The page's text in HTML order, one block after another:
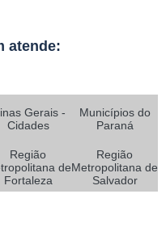
atende:
Gerais -
Cidades
Municípios do
Paraná
Região
de
Fortaleza
Região
Metropolitana de
Salvador